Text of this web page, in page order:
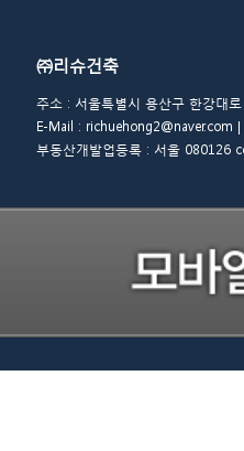
㈜리슈건축
주소 : 서울특별시 용산구 한강대
E-Mail :
부동산개발업등록 : 서울 080126